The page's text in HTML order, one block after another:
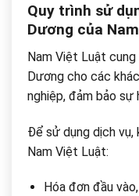
Quy trình sử
Dương của
Nam Việt Luật
Dương cho các
nghiệp, đảm bảo sự
Để sử dụng dịch vụ,
Nam Việt Luật:
Hóa đơn đầu